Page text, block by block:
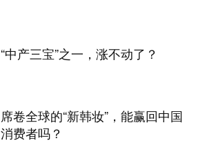
“中产三宝”之一，涨不动了？
席卷全球的“新韩妆”，能赢回中国
消费者吗？